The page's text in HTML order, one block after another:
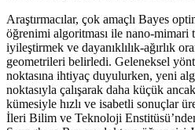
Araştırmacılar, çok amaçlı Bayes
öğrenimi algoritması ile nano-mimari
iyileştirmek ve dayanıklılık-ağırlık
geometrileri belirledi. Geleneksel
noktasına ihtiyaç duyulurken, yeni
noktasıyla çalışarak daha küçük
kümesiyle hızlı ve isabetli sonuçlar
İleri Bilim ve Teknoloji